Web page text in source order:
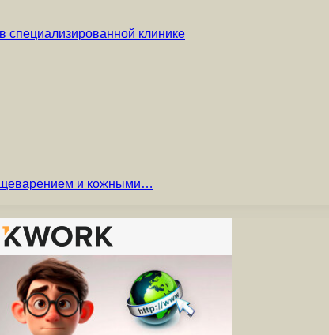
специализированной клинике
и кожными…